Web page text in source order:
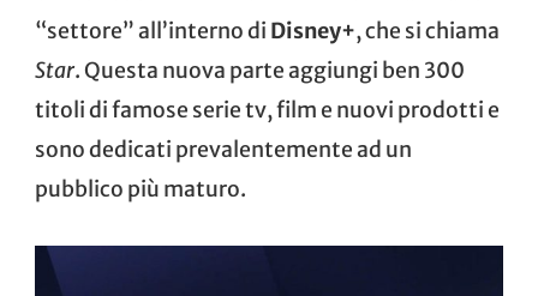
“settore” all’interno di Disney+, che si chiama
Star. Questa nuova parte aggiungi ben 300
titoli di famose serie tv, film e nuovi prodotti e
sono dedicati prevalentemente ad un
pubblico più maturo.